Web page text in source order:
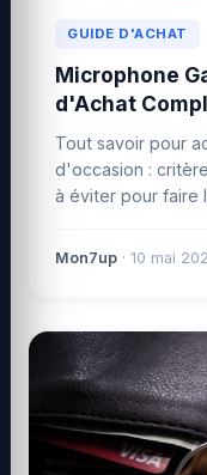
GUIDE D'ACHAT
Microphone
d'Achat
Tout savoir pour
d'occasion :
à éviter pour faire
Mon7up · 10 mai